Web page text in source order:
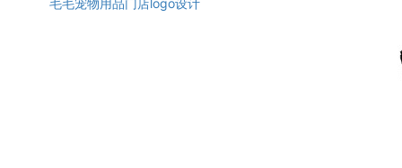
毛毛宠物用品门店logo设计